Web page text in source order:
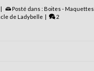
| Posté dans : Boites - Maquettes
de Ladybelle | 2